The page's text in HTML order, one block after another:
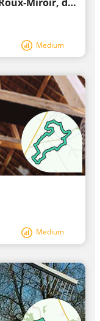
Medium
Medium